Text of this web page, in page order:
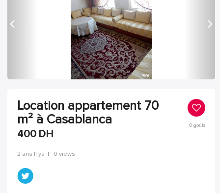
Location appartement 70
m² à Casablanca
400 DH
0goûts
2 ans Il ya | 0 views